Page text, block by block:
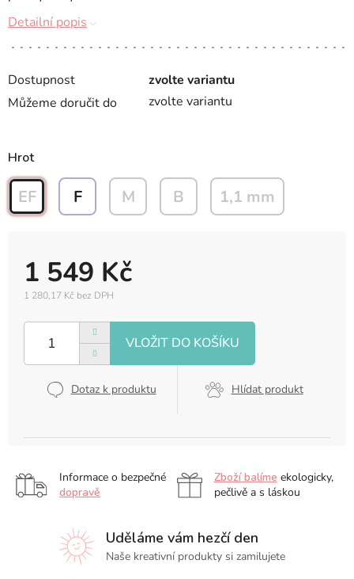
Dostupnost
zvolte variantu
Můžeme doručit do
zvolte variantu
1 549 Kč
1 280,17 Kč bez DPH
cena:
Dotaz k produktu Hlídat produkt
Hrot
EF F M B 1,1 mm
Detailní popis
Informace o bezpečné
dopravě
Zboží balíme ekologicky,
pečlivě a s láskou
Uděláme vám hezčí den
Naše kreativní produkty si zamilujete